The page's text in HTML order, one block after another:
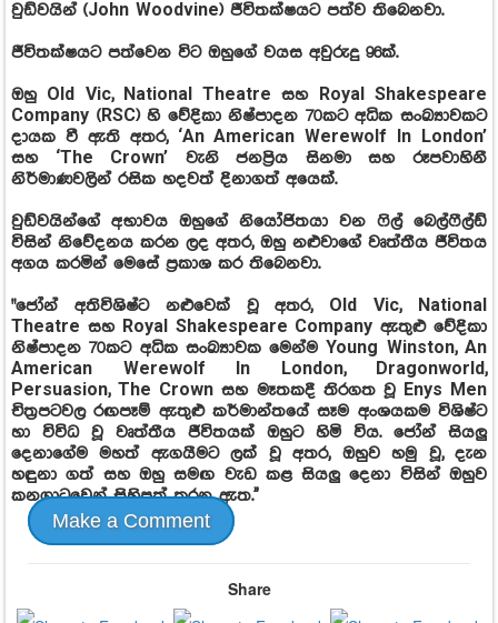
වුඩ්වයින් (John Woodvine) ජීවිතක්ෂයට පත්ව තිබෙනවා.
ජීවිතක්ෂයට පත්වෙන විට ඔහුගේ වයස අවුරුදු 96ක්.
ඔහු Old Vic, National Theatre සහ Royal Shakespeare
Company (RSC) හි වේදිකා නිෂ්පාදන 70කට අධික සංඛ්‍යාවකට
දායක වී ඇති අතර, ‘An American Werewolf In London’
සහ ‘The Crown’ වැනි ජනප්‍රිය සිනමා සහ රූපවාහිනී
නිර්මාණවලින් රසික හදවත් දිනාගත් අයෙක්.
වුඩ්වයින්ගේ අභාවය ඔහුගේ නියෝජිතයා වන ෆිල් බෙල්ෆීල්ඩ්
විසින් නිවේදනය කරන ලද අතර, ඔහු නළුවාගේ වෘත්තීය ජීවිතය
අගය කරමින් මෙසේ ප්‍රකාශ කර තිබෙනවා.
"ජෝන් අතිවිශිෂ්ට නළුවෙක් වූ අතර, Old Vic, National
Theatre සහ Royal Shakespeare Company ඇතුළු වේදිකා
නිෂ්පාදන 70කට අධික සංඛ්‍යාවක මෙන්ම Young Winston, An
American Werewolf In London, Dragonworld,
Persuasion, The Crown සහ මෑතකදී තිරගත වූ Enys Men
චිත්‍රපටවල රඟපෑම් ඇතුළු කර්මාන්තයේ සෑම අංශයකම විශිෂ්ට
හා විවිධ වූ වෘත්තීය ජීවිතයක් ඔහුට හිමි විය. ජෝන් සියලු
දෙනාගේම මහත් ඇගයීමට ලක් වූ අතර, ඔහුව හමු වූ, දැන
හඳුනා ගත් සහ ඔහු සමඟ වැඩ කළ සියලු දෙනා විසින් ඔහුව
කනගාටුවෙන් සිහිපත් කරනු ඇත.''
Make a Comment
Share